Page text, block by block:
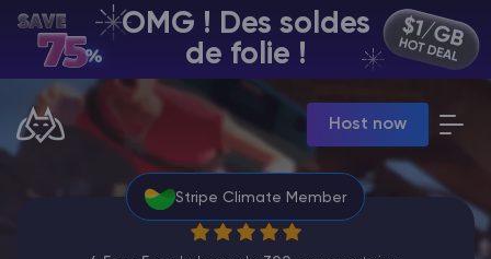
OMG ! Des soldes
de folie !
Host now
FR | USD
Billing Panel
Manage your servers & payments
Game Panel
Manage game server
VPS Panel
Manage VPS server
Stripe Climate Member